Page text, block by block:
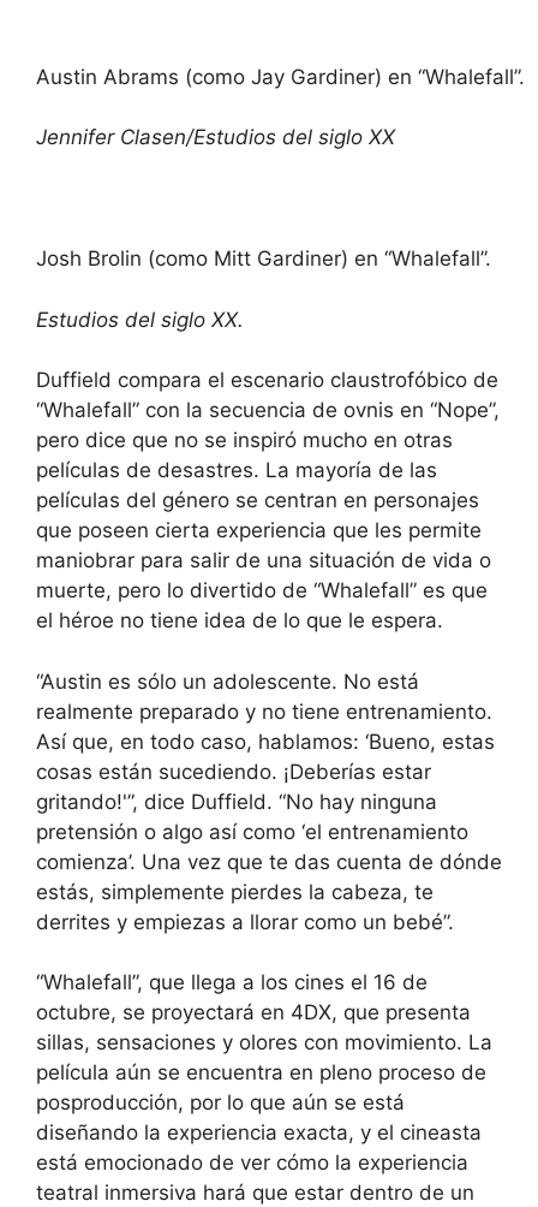
Austin Abrams (como Jay Gardiner) en “Whalefall”.
Jennifer Clasen/Estudios del siglo XX
Josh Brolin (como Mitt Gardiner) en “Whalefall”.
Estudios del siglo XX.
Duffield compara el escenario claustrofóbico de
“Whalefall” con la secuencia de ovnis en “Nope”,
pero dice que no se inspiró mucho en otras
películas de desastres. La mayoría de las
películas del género se centran en personajes
que poseen cierta experiencia que les permite
maniobrar para salir de una situación de vida o
muerte, pero lo divertido de “Whalefall” es que
el héroe no tiene idea de lo que le espera.
“Austin es sólo un adolescente. No está
realmente preparado y no tiene entrenamiento.
Así que, en todo caso, hablamos: ‘Bueno, estas
cosas están sucediendo. ¡Deberías estar
gritando!'”, dice Duffield. “No hay ninguna
pretensión o algo así como ‘el entrenamiento
comienza’. Una vez que te das cuenta de dónde
estás, simplemente pierdes la cabeza, te
derrites y empiezas a llorar como un bebé”.
“Whalefall”, que llega a los cines el 16 de
octubre, se proyectará en 4DX, que presenta
sillas, sensaciones y olores con movimiento. La
película aún se encuentra en pleno proceso de
posproducción, por lo que aún se está
diseñando la experiencia exacta, y el cineasta
está emocionado de ver cómo la experiencia
teatral inmersiva hará que estar dentro de un